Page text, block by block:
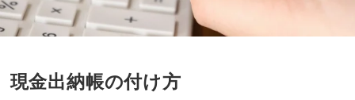
現金出納帳の付け方